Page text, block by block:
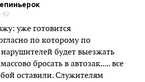
уже готовится
по которому по
будет выезжать
бросать в автозак..... все
оставили. Служителям